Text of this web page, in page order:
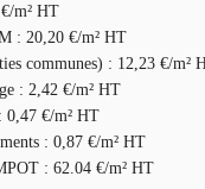
m² HT
: 20,20 €/m² HT
communes) : 12,23 €/m²
: 2,42 €/m² HT
0,47 €/m² HT
: 0,87 €/m² HT
: 62.04 €/m² HT